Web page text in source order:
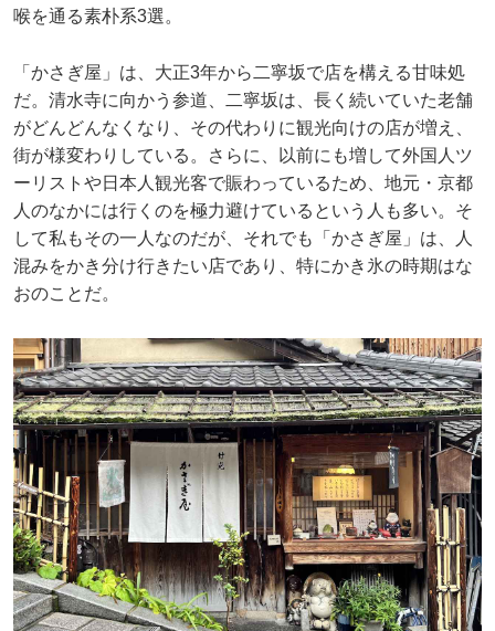
喉を通る素朴系3選。
「かさぎ屋」は、大正3年から二寧坂で店を構える甘味処
だ。清水寺に向かう参道、二寧坂は、長く続いていた老舗
がどんどんなくなり、その代わりに観光向けの店が増え、
街が様変わりしている。さらに、以前にも増して外国人ツ
ーリストや日本人観光客で賑わっているため、地元・京都
人のなかには行くのを極力避けているという人も多い。そ
して私もその一人なのだが、それでも「かさぎ屋」は、人
混みをかき分け行きたい店であり、特にかき氷の時期はな
おのことだ。